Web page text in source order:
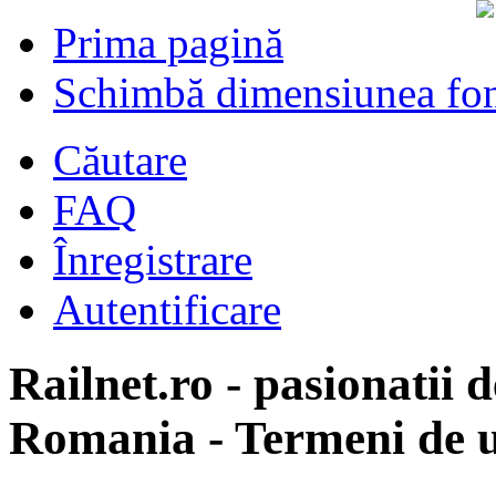
Prima pagină
Schimbă dimensiunea
Căutare
FAQ
Înregistrare
Autentificare
Railnet.ro - pasionatii
Romania - Termeni de